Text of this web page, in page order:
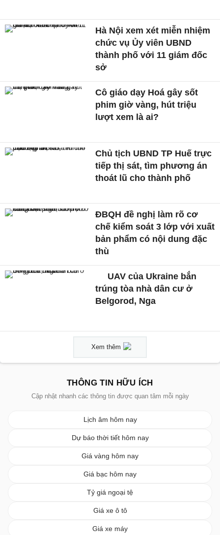
Hà Nội xem xét miễn nhiệm
chức vụ Ủy viên UBND
thành phố với 11 giám đốc
sở
Cô giáo dạy Hoá gây sốt
phim giờ vàng, hút triệu
lượt xem là ai?
Chủ tịch UBND TP Huế trực
tiếp thị sát, tìm phương án
thoát lũ cho thành phố
ĐBQH đề nghị làm rõ cơ
chế kiểm soát 3 lớp với xuất
bản phẩm có nội dung đặc
thù
UAV của Ukraine bắn
trúng tòa nhà dân cư ở
Belgorod, Nga
Xem thêm
THÔNG TIN HỮU ÍCH
Cập nhật nhanh các thông tin được quan tâm mỗi ngày
Lịch âm hôm nay
Dự báo thời tiết hôm nay
Giá vàng hôm nay
Giá bạc hôm nay
Tỷ giá ngoại tệ
Giá xe ô tô
Giá xe máy